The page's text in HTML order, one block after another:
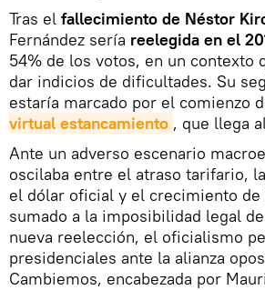
Tras el fallecimiento de Néstor
Fernández sería reelegida en el
54% de los votos, en un contexto
dar indicios de dificultades. Su
estaría marcado por el comienzo
virtual estancamiento , que llega
Ante un adverso escenario
oscilaba entre el atraso tarifario,
el dólar oficial y el crecimiento de
sumado a la imposibilidad legal
nueva reelección, el oficialismo
presidenciales ante la alianza
Cambiemos, encabezada por